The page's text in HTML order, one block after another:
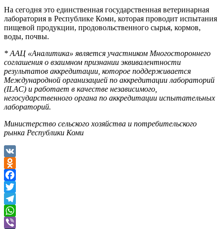
На сегодня это единственная государственная ветеринарная
лаборатория в Республике Коми, которая проводит испытания
пищевой продукции, продовольственного сырья, кормов,
воды, почвы.
* ААЦ «Аналитика» является участником Многостороннего
соглашения о взаимном признании эквивалентности
результатов аккредитации, которое поддерживается
Международной организацией по аккредитации лабораторий
(ILAC) и работает в качестве независимого,
негосударственного органа по аккредитации испытательных
лабораторий.
Министерство сельского хозяйства и потребительского
рынка Республики Коми
VK
Odnoklassniki
Facebook
Twitter
Telegram
WhatsApp